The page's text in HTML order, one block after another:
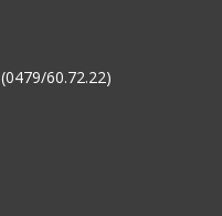
(0479/60.72.22)